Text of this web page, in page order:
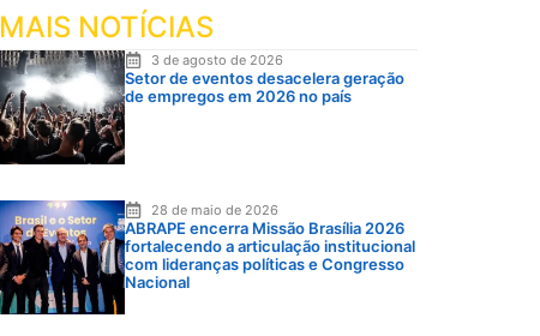
MAIS NOTÍCIAS
3 de agosto de 2026
Setor de eventos desacelera geração
de empregos em 2026 no país
28 de maio de 2026
ABRAPE encerra Missão Brasília 2026
fortalecendo a articulação institucional
com lideranças políticas e Congresso
Nacional